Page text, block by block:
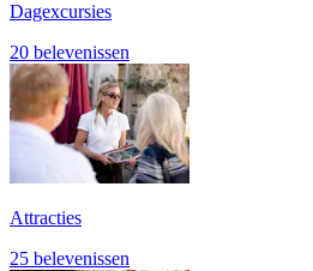
Dagexcursies
20 belevenissen
Attracties
25 belevenissen